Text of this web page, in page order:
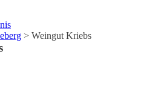
> Weingut Kriebs